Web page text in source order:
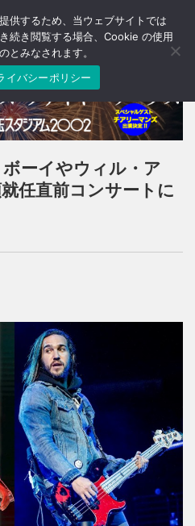
T
o
a
v
a
n
ーイやウィル・ア
任直前コンサートに
供するため、当ウェブサイトでは
続き閲覧する場合、Cookie の使用
とみなされます。
イバシーポリシー